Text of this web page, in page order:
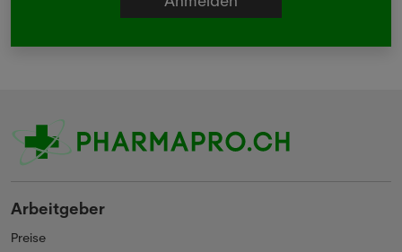
Arbeitgeber
Preise